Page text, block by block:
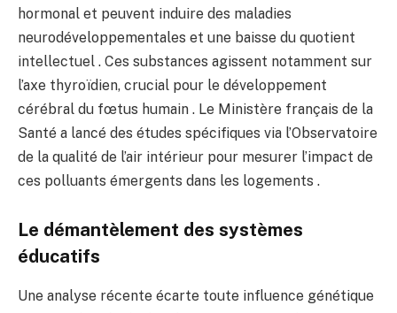
hormonal et peuvent induire des maladies
neurodéveloppementales et une baisse du quotient
intellectuel . Ces substances agissent notamment sur
l’axe thyroïdien, crucial pour le développement
cérébral du fœtus humain . Le Ministère français de la
Santé a lancé des études spécifiques via l’Observatoire
de la qualité de l’air intérieur pour mesurer l’impact de
ces polluants émergents dans les logements .
Le démantèlement des systèmes
éducatifs
Une analyse récente écarte toute influence génétique